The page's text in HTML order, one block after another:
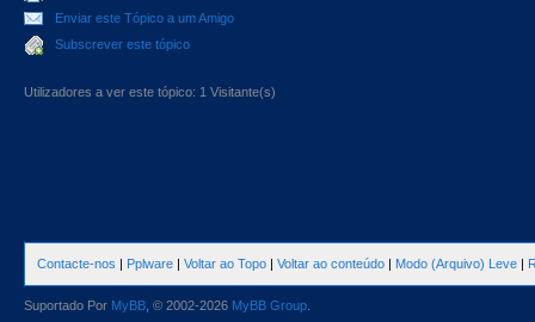
Enviar este Tópico a um Amigo
Subscrever este tópico
Utilizadores a ver este tópico: 1 Visitante(s)
Contacte-nos | Pplware | Voltar ao Topo | Voltar ao conteúdo | Modo (Arquivo) Leve |
Suportado Por MyBB , © 2002-2026 MyBB Group